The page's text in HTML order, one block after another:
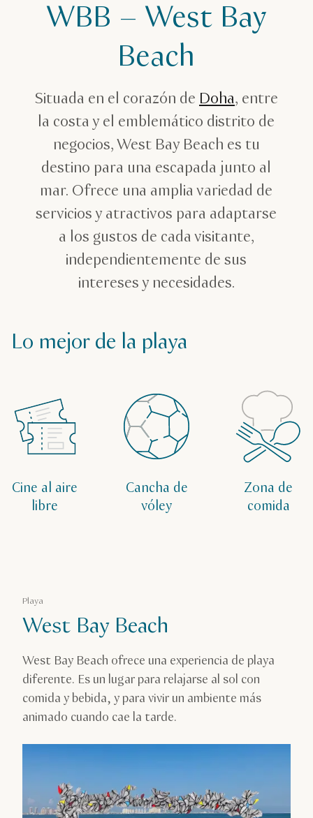
Vacaciones en la playa
West Bay Beach (WBB) Doha
WBB – West Bay
Beach
Situada en el corazón de Doha, entre
la costa y el emblemático distrito de
negocios, West Bay Beach es tu
destino para una escapada junto al
mar. Ofrece una amplia variedad de
servicios y atractivos para adaptarse
a los gustos de cada visitante,
independientemente de sus
intereses y necesidades.
Lo mejor de la playa
Cine al aire
libre
Cancha de
vóley
Zona de
comida
Playa
West Bay Beach
West Bay Beach ofrece una experiencia de playa
diferente. Es un lugar para relajarse al sol con
comida y bebida, y para vivir un ambiente más
animado cuando cae la tarde.